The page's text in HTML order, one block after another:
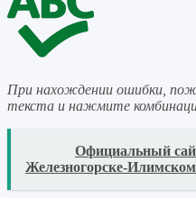
При нахождении ошибки,
текста и нажмите
Официальный
Железногорске-Илимском